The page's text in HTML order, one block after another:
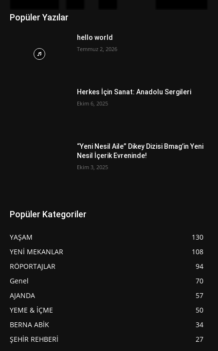
Popüler Yazılar
hello world
Temmuz 2, 2026
Herkes İçin Sanat: Anadolu Sergileri
Ekim 6, 2025
“Yeni Nesil Aile” Dikey Dizisi Bmag’in Yeni
Nesil İçerik Evreninde!
Ekim 3, 2025
Popüler Kategoriler
YAŞAM
130
YENİ MEKANLAR
108
RÖPORTAJLAR
94
Genel
70
AJANDA
57
YEME & İÇME
50
BERNA ABİK
34
ŞEHİR REHBERİ
27